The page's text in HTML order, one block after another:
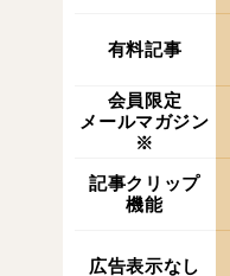
有料記事
会員限定
メールマガジン
※
記事クリップ
機能
広告表示なし